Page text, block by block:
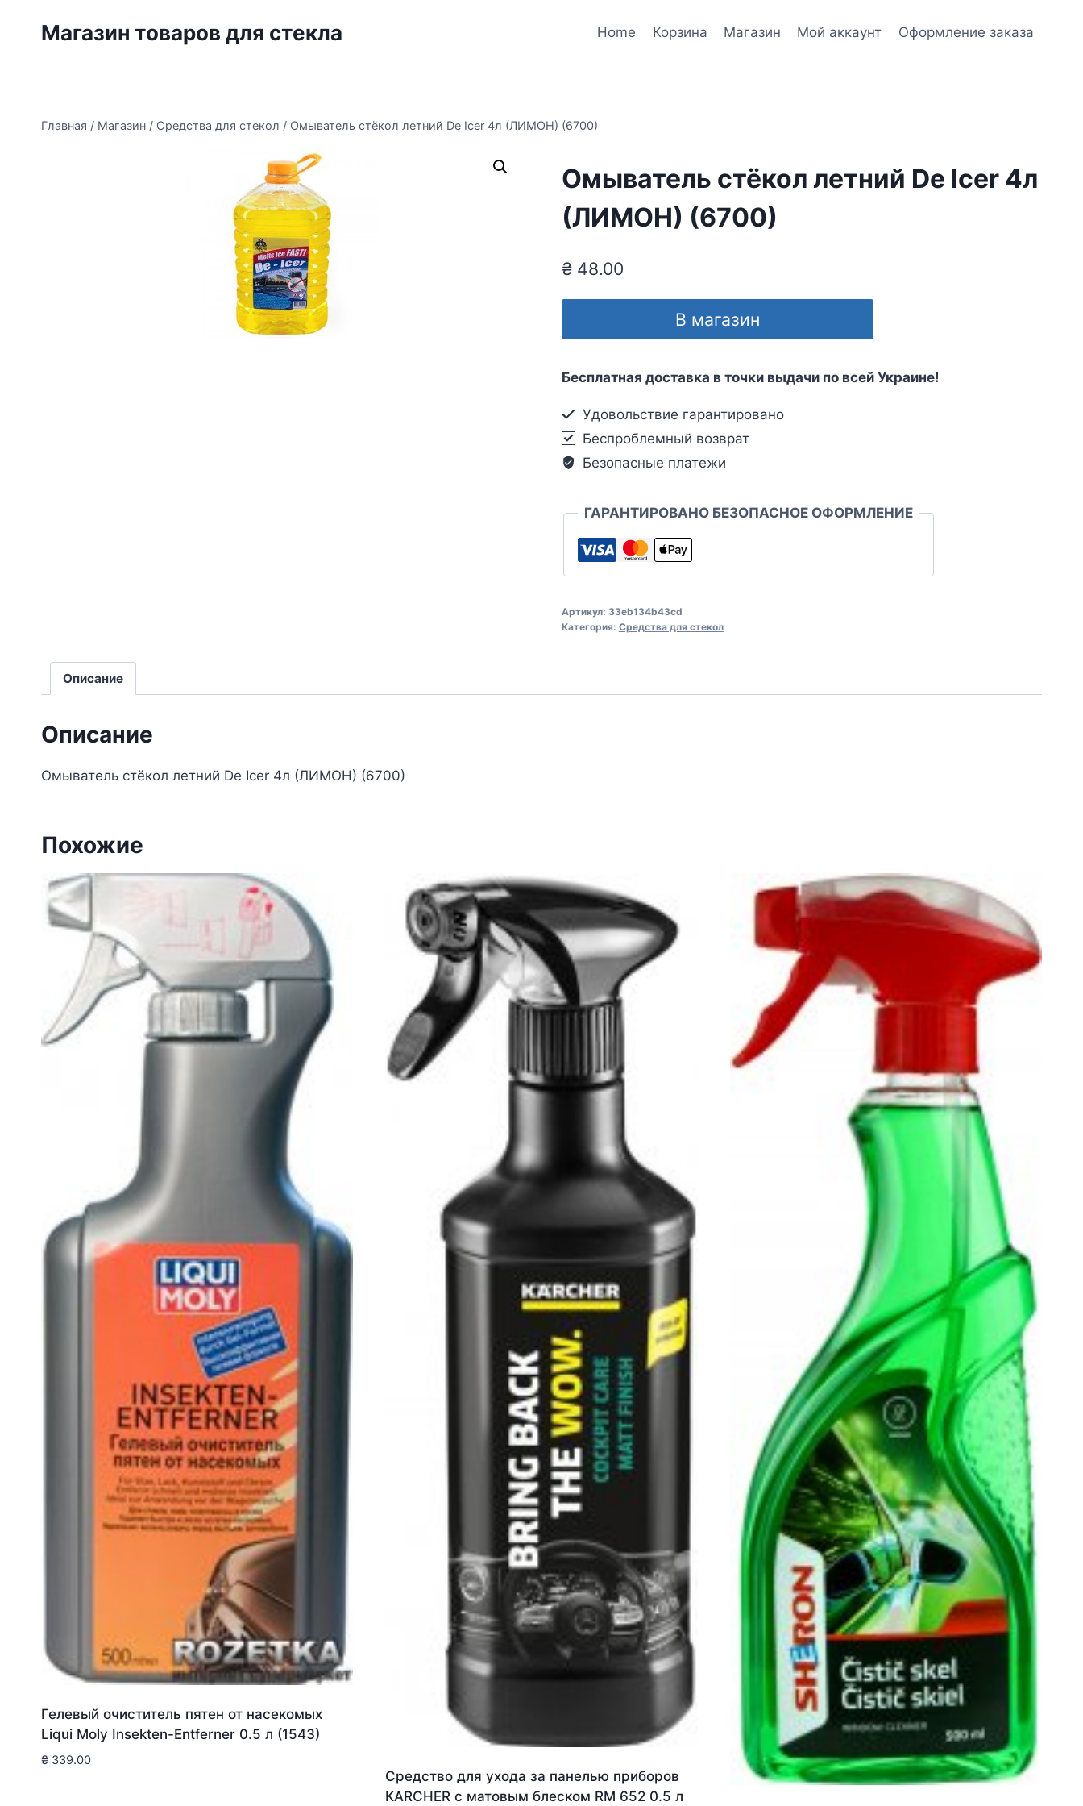
Магазин товаров для стекла Home Корзина Магазин Мой аккаунт Оформление заказа
Главная / Магазин / Средства для стекол / Омыватель стёкол летний De Icer 4л (ЛИМОН) (6700)
Омыватель стёкол летний De Icer 4л
(ЛИМОН) (6700)
₴48.00
В магазин
Бесплатная доставка в точки выдачи по всей Украине!
Удовольствие гарантировано
Беспроблемный возврат
Безопасные платежи
ГАРАНТИРОВАНО БЕЗОПАСНОЕ ОФОРМЛЕНИЕ
Артикул: 33eb134b43cd
Категория: Средства для стекол
Описание
Описание
Омыватель стёкол летний De Icer 4л (ЛИМОН) (6700)
Похожие
Гелевый очиститель пятен от насекомых
Liqui Moly Insekten-Entferner 0.5 л (1543)
₴ 339.00
Средство для ухода за панелью приборов
KARCHER с матовым блеском RM 652 0.5 л